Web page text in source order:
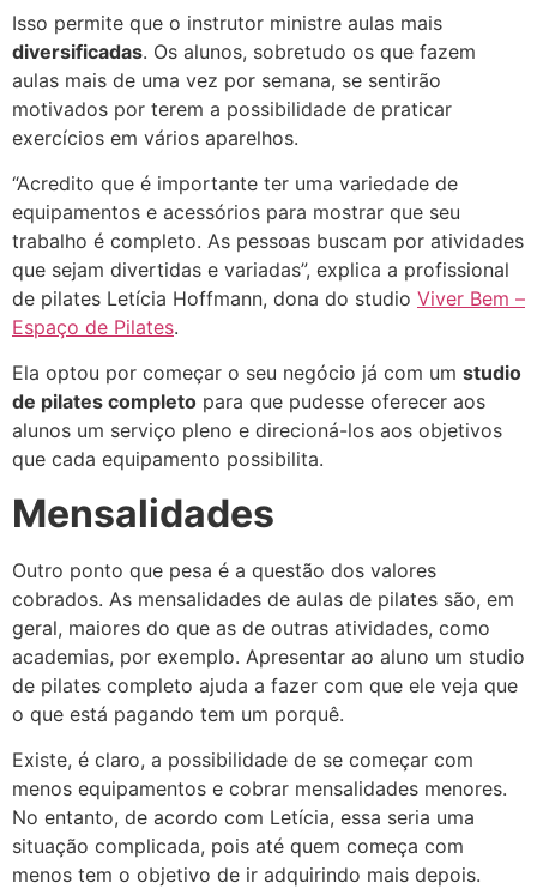
Isso permite que o instrutor ministre aulas mais
diversificadas. Os alunos, sobretudo os que fazem
aulas mais de uma vez por semana, se sentirão
motivados por terem a possibilidade de praticar
exercícios em vários aparelhos.
“Acredito que é importante ter uma variedade de
equipamentos e acessórios para mostrar que seu
trabalho é completo. As pessoas buscam por atividades
que sejam divertidas e variadas”, explica a profissional
de pilates Letícia Hoffmann, dona do studio Viver Bem –
Espaço de Pilates.
Ela optou por começar o seu negócio já com um studio
de pilates completo para que pudesse oferecer aos
alunos um serviço pleno e direcioná-los aos objetivos
que cada equipamento possibilita.
Mensalidades
Outro ponto que pesa é a questão dos valores
cobrados. As mensalidades de aulas de pilates são, em
geral, maiores do que as de outras atividades, como
academias, por exemplo. Apresentar ao aluno um studio
de pilates completo ajuda a fazer com que ele veja que
o que está pagando tem um porquê.
Existe, é claro, a possibilidade de se começar com
menos equipamentos e cobrar mensalidades menores.
No entanto, de acordo com Letícia, essa seria uma
situação complicada, pois até quem começa com
menos tem o objetivo de ir adquirindo mais depois.